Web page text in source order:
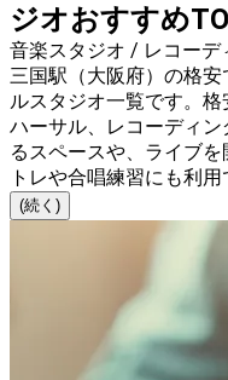
ジオおすすめ
音楽スタジオ / レコーデ
三国駅（大阪府）の格
ルスタジオ一覧です。
ハーサル、レコーディ
るスペースや、ライブ
トレや合唱練習にも利用
(続く)